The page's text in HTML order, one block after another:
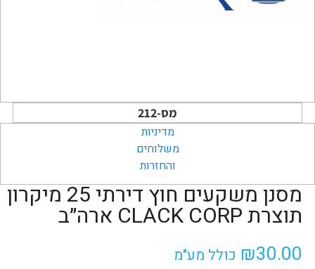
מס-212
מדיניות
משלוחים
והחזרות
מסנן משקעים חוץ דירתי 25 מיקרון
תוצרת CLACK CORP ארה״ב
₪30.00 כולל מע"מ